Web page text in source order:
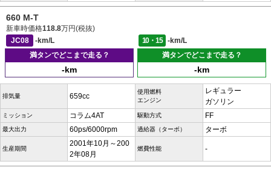
660 M-T
新車時価格118.8万円(税抜)
JC08
-km/L 10・15
-km/L
満タンでどこまで走る？
-km
満タンでどこまで走る？
-km
排気量 659cc
使用燃料
エンジン
レギュラー
ガソリン
ミッション コラム4AT 駆動方式 FF
最大出力 60ps/6000rpm 過給器（ターボ） ターボ
生産期間
2001年10月～200
2年08月
燃費性能 -